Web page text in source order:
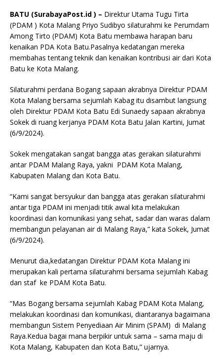
BATU (SurabayaPost.id ) – Direktur Utama Tugu Tirta
(PDAM ) Kota Malang Priyo Sudibyo silaturahmi ke Perumdam
Among Tirto (PDAM) Kota Batu membawa harapan baru
kenaikan PDA Kota Batu.Pasalnya kedatangan mereka
membahas tentang teknik dan kenaikan kontribusi air dari Kota
Batu ke Kota Malang.
Silaturahmi perdana Bogang sapaan akrabnya Direktur PDAM
Kota Malang bersama sejumlah Kabag itu disambut langsung
oleh Direktur PDAM Kota Batu Edi Sunaedy sapaan akrabnya
Sokek di ruang kerjanya PDAM Kota Batu Jalan Kartini, Jumat
(6/9/2024).
Sokek mengatakan sangat bangga atas gerakan silaturahmi
antar PDAM Malang Raya, yakni PDAM Kota Malang,
Kabupaten Malang dan Kota Batu.
“Kami sangat bersyukur dan bangga atas gerakan silaturahmi
antar tiga PDAM ini menjadi titik awal kita melakukan
koordinasi dan komunikasi yang sehat, sadar dan waras dalam
membangun pelayanan air di Malang Raya,” kata Sokek, Jumat
(6/9/2024).
Menurut dia,kedatangan Direktur PDAM Kota Malang ini
merupakan kali pertama silaturahmi bersama sejumlah Kabag
dan staf ke PDAM Kota Batu.
“Mas Bogang bersama sejumlah Kabag PDAM Kota Malang,
melakukan koordinasi dan komunikasi, diantaranya bagaimana
membangun Sistem Penyediaan Air Minim (SPAM) di Malang
Raya.Kedua bagai mana berpikir untuk sama – sama maju di
Kota Malang, Kabupaten dan Kota Batu,” ujarnya.